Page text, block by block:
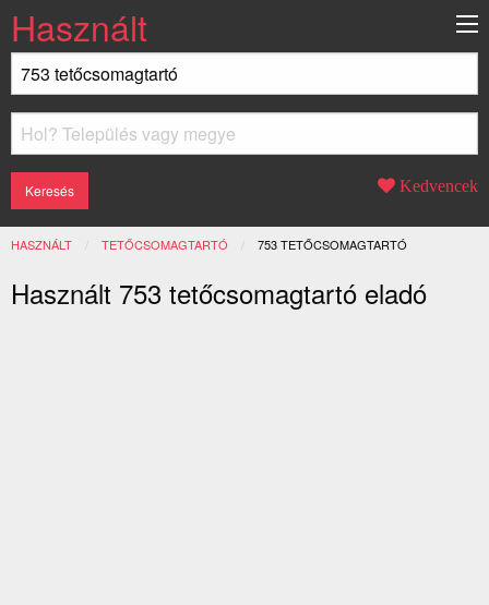
Használt
Kedvencek
HASZNÁLT TETŐCSOMAGTARTÓ JELENLEGI:
753 TETŐCSOMAGTARTÓ
Használt 753 tetőcsomagtartó eladó